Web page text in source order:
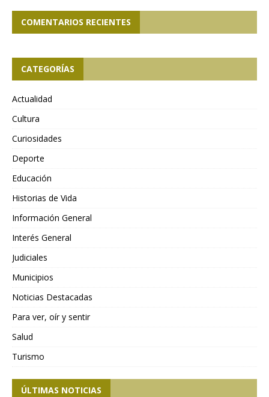
COMENTARIOS RECIENTES
CATEGORÍAS
Actualidad
Cultura
Curiosidades
Deporte
Educación
Historias de Vida
Información General
Interés General
Judiciales
Municipios
Noticias Destacadas
Para ver, oír y sentir
Salud
Turismo
ÚLTIMAS NOTICIAS